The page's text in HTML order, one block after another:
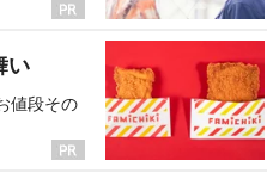
い
値段その